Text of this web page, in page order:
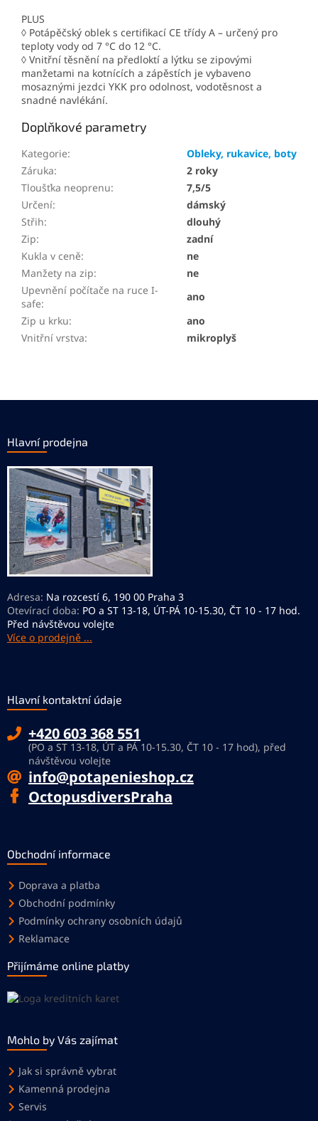
PLUS
◊ Potápěčský oblek s certifikací CE třídy A – určený pro
teploty vody od 7 °C do 12 °C.
◊ Vnitřní těsnění na předloktí a lýtku se zipovými
manžetami na kotnících a zápěstích je vybaveno
mosaznými jezdci YKK pro odolnost, vodotěsnost a
snadné navlékání.
Doplňkové parametry
Kategorie:
Obleky, rukavice, boty
Záruka:
2 roky
Tloušťka neoprenu:
7,5/5
Určení:
dámský
Střih:
dlouhý
Zip:
zadní
Kukla v ceně:
ne
Manžety na zip:
ne
Upevnění počítače na ruce I-
safe:
ano
Zip u krku:
ano
Vnitřní vrstva: mikroplyš
Hlavní prodejna
Adresa: Na rozcestí 6, 190 00 Praha 3
Otevírací doba: PO a ST 13-18, ÚT-PÁ 10-15.30, ČT 10 - 17 hod.
Před návštěvou volejte
Více o prodejně ...
Hlavní kontaktní údaje
+420 603 368 551
(PO a ST 13-18, ÚT a PÁ 10-15.30, ČT 10 - 17 hod), před
návštěvou volejte
info@potapenieshop.cz
OctopusdiversPraha
Obchodní informace
Doprava a platba
Obchodní podmínky
Podmínky ochrany osobních údajů
Reklamace
Přijímáme online platby
Mohlo by Vás zajímat
Jak si správně vybrat
Kamenná prodejna
Servis